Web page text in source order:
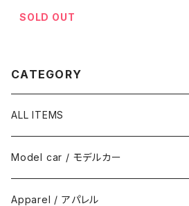
SOLD OUT
CATEGORY
ALL ITEMS
Model car / モデルカー
FIAT
Apparel / アパレル